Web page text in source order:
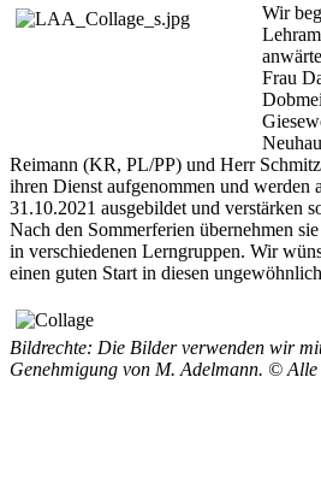
Wir
Frau
Reimann (KR, PL/PP) und Herr
ihren Dienst aufgenommen und werden
31.10.2021 ausgebildet und verstärken
Nach den Sommerferien übernehmen
in verschiedenen Lerngruppen. Wir
einen guten Start in diesen
Bildrechte: Die Bilder verwenden wir
Genehmigung von M. Adelmann. © Alle